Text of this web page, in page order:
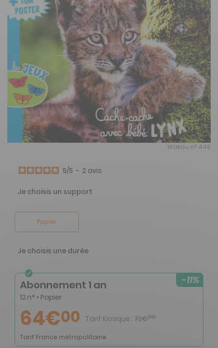
Wakou n° 449
5/5 - 2 avis
Je choisis un support
Papier
Je choisis une durée
-11%
Abonnement 1 an
12 n° • Papier
64€00 Tarif Kiosque : 72€00
Tarif France métropolitaine